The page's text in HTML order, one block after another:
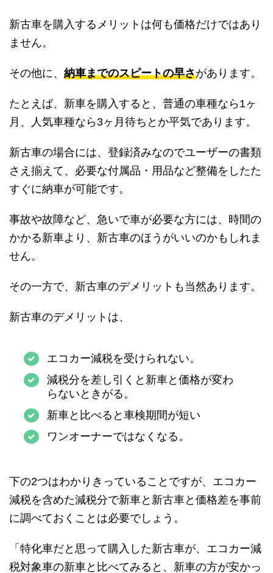
新古車を購入するメリットは何も価格だけではあり
ません。
その他に、 納車までのスピートの早さがあります。
たとえば、新車を購入すると、普通の車種なら1ヶ
月、人気車種なら3ヶ月待ちとか平気であります。
新古車の場合には、登録済みなのでユーザーの書類
さえ揃えて、必要な付属品・用品など整備をしたた
すぐに納車が可能です。
事故や故障など、急いで車が必要な方には、時間の
かかる新車より、新古車のほうがいいのかもしれま
せん。
その一方で、新古車のデメリットも当然あります。
新古車のデメリットは、
エコカー減税を受けられない。
減税分を差し引くと新車と価格が変わ
らないときがる。
新車と比べると車検期間が短い
ワンオーナーではなくなる。
下の2つはわかりきっていることですが、エコカー
減税を含めた減税分で新車と新古車と価格差を事前
に調べておくことは必要でしょう。
「特化車だと思って購入した新古車が、エコカー減
税対象車の新車と比べてみると、新車の方が安かっ